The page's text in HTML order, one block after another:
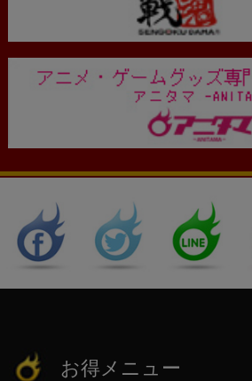
お得メニュー